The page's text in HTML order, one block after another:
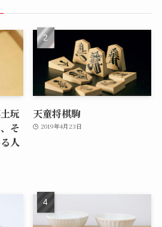
玩
そ
人
天童将棋駒
2019年4月23日